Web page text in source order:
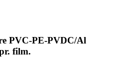
PVC-PE-PVDC/Al
film.